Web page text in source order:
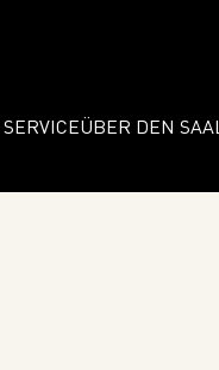
ÜBER DEN SAAL